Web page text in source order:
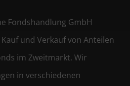
Fondshandlung GmbH
und Verkauf von Anteilen
im Zweitmarkt. Wir
in verschiedenen